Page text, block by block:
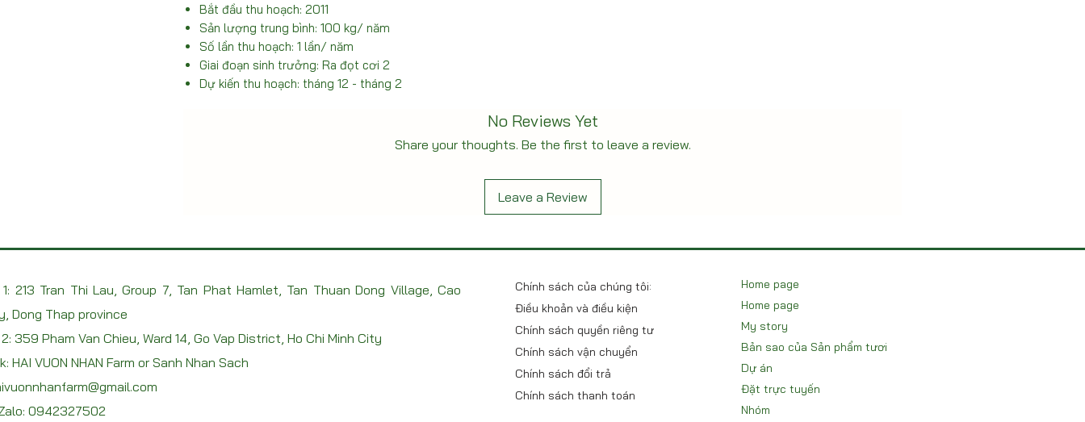
Bắt đầu thu hoạch: 2011
Sản lượng trung bình: 100 kg/ năm
Số lần thu hoạch: 1 lần/ năm
Giai đoạn sinh trưởng: Ra đọt cơi 2
Dự kiến thu hoạch: tháng 12 - tháng 2
No Reviews Yet
Share your thoughts. Be the first to leave a review.
Leave a Review
213 Tran Thi Lau, Group 7, Tan Phat Hamlet, Tan Thuan Dong Village, Cao
Dong Thap province
359 Pham Van Chieu, Ward 14, Go Vap District, Ho Chi Minh City
HAI VUON NHAN Farm or Sanh Nhan Sach
0942327502
Điều khoản và điều kiện
Chính sách quyền riêng tư
Chính sách vận chuyển
Chính sách đổi trả
Chính sách thanh toán
Chính sách của chúng tôi:
Home page
Home page
My story
Bản sao của Sản phẩm tươi
Dự án
Đặt trực tuyến
Nhóm